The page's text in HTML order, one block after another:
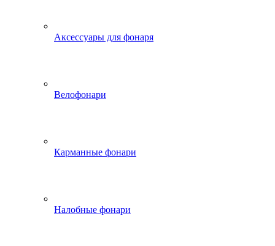
Аксессуары для фонаря
Велофонари
Карманные фонари
Налобные фонари